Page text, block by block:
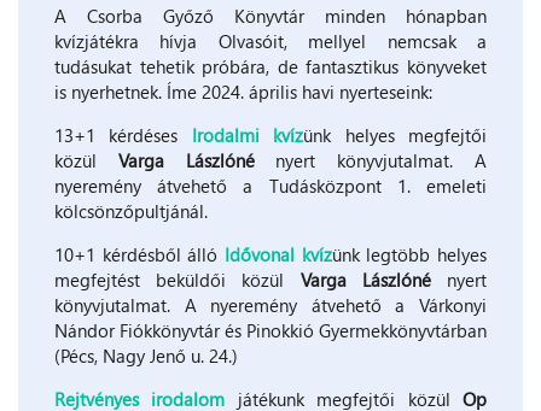
A Csorba Győző Könyvtár minden hónapban
kvízjátékra hívja Olvasóit, mellyel nemcsak a
tudásukat tehetik próbára, de fantasztikus könyveket
is nyerhetnek. Íme 2024. április havi nyerteseink:
13+1 kérdéses Irodalmi kvízünk helyes megfejtői
közül Varga Lászlónényert könyvjutalmat. A
nyeremény átvehető a Tudásközpont 1. emeleti
kölcsönzőpultjánál.
10+1 kérdésből álló Idővonal kvízünk legtöbb helyes
megfejtést beküldői közül Varga Lászlónényert
könyvjutalmat. A nyeremény átvehető a Várkonyi
Nándor Fiókkönyvtár és Pinokkió Gyermekkönyvtárban
(Pécs, Nagy Jenő u. 24.)
Rejtvényes irodalom játékunk megfejtői közülOp